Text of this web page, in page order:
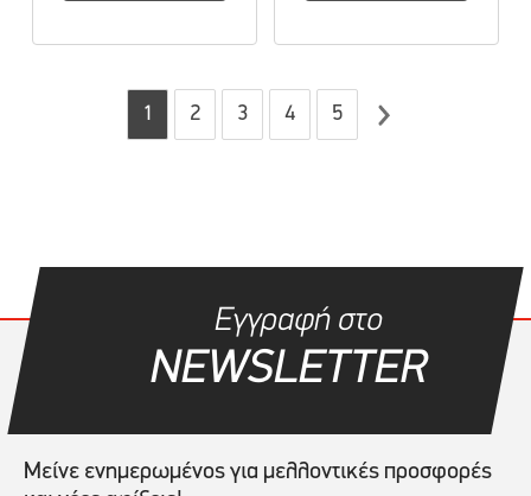
1 2 3 4 5
Εγγραφή στο
NEWSLETTER
Μείνε ενημερωμένος για μελλοντικές προσφορές